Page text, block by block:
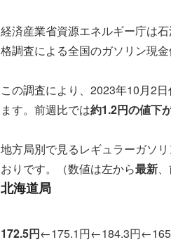
経済産業省資源エネルギー庁は
格調査による全国のガソリン現金
この調査により、2023年10月2
ます。前週比では約1.2円の値下
地方局別で見るレギュラーガソ
おりです。（数値は左から最新
北海道局
172.5円←175.1円←184.3円